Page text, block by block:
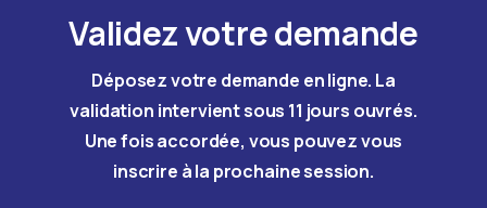
Validez votre demande
Déposez votre demande en ligne. La
validation intervient sous 11 jours ouvrés.
Une fois accordée, vous pouvez vous
inscrire à la prochaine session.